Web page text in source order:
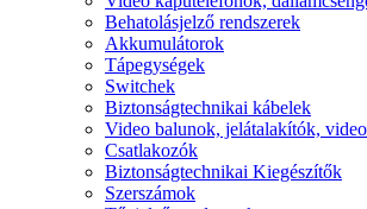
Behatolásjelző rendszerek
Akkumulátorok
Tápegységek
Switchek
Biztonságtechnikai kábelek
Video balunok, jelátalakítók,
Csatlakozók
Biztonságtechnikai Kiegészítők
Szerszámok